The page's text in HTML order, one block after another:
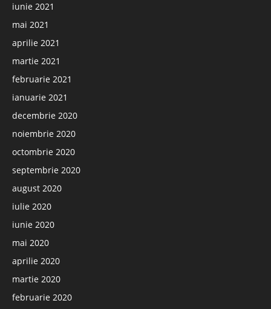
iunie 2021
mai 2021
aprilie 2021
martie 2021
februarie 2021
ianuarie 2021
decembrie 2020
noiembrie 2020
octombrie 2020
septembrie 2020
august 2020
iulie 2020
iunie 2020
mai 2020
aprilie 2020
martie 2020
februarie 2020